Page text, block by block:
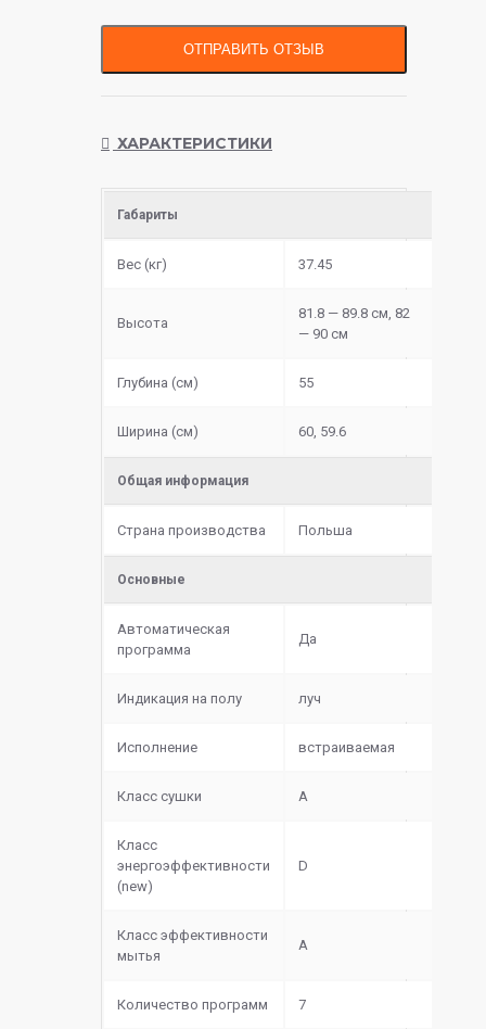
ОТПРАВИТЬ ОТЗЫВ
ХАРАКТЕРИСТИКИ
Габариты
Вес (кг) 37.45
Высота
81.8 — 89.8 см, 82
— 90 см
Глубина (см) 55
Ширина (см) 60, 59.6
Общая информация
Страна производства Польша
Основные
Автоматическая
программа
Да
Индикация на полу луч
Исполнение встраиваемая
Класс сушки A
Класс
энергоэффективности
(new)
D
Класс эффективности
мытья
A
Количество программ 7